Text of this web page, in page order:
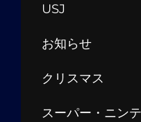
USJ
お知らせ
クリスマス
スーパー・ニン